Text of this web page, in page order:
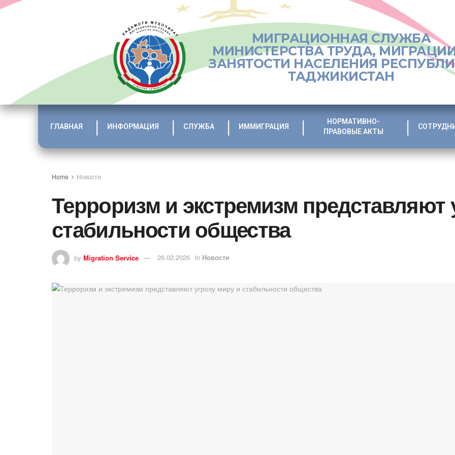
МИГРАЦИОННАЯ СЛУЖБА
МИНИСТЕРСТВА ТРУДА,
ЗАНЯТОСТИ НАСЕЛЕНИЯ
ТАДЖИКИСТАН
ГЛАВНАЯ ИНФОРМАЦИЯ СЛУЖБА ИММИГРАЦИЯ
НОРМАТИВНО-
ПРАВОВЫЕ АКТЫ
Home Новости
Терроризм и экстремизм представляют
стабильности общества
by Migration Service 26.02.2026 in Новости